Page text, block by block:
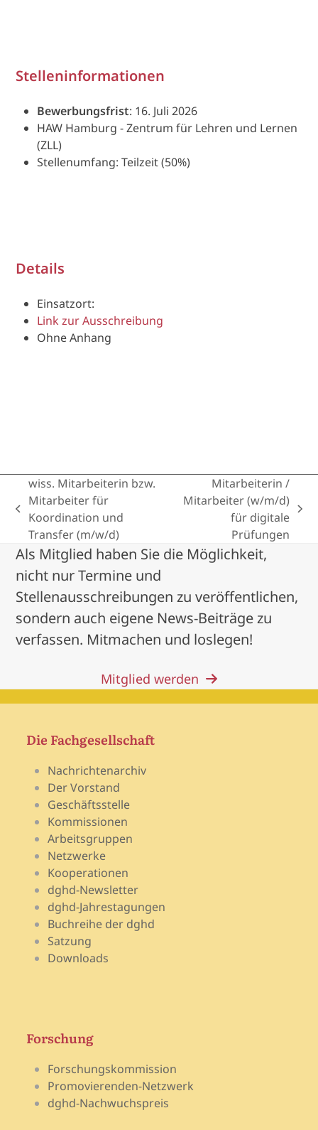
Stelleninformationen
Bewerbungsfrist: 16. Juli 2026
HAW Hamburg - Zentrum für Lehren und Lernen
(ZLL)
Stellenumfang: Teilzeit (50%)
Details
Einsatzort:
Link zur Ausschreibung
Ohne Anhang
previous
post:
wiss. Mitarbeiterin bzw.
Mitarbeiter für
Koordination und
Transfer (m/w/d)
Mitarbeiterin /
Mitarbeiter (w/m/d)
für digitale
Prüfungen
Als Mitglied haben Sie die Möglichkeit,
nicht nur Termine und
Stellenausschreibungen zu veröffentlichen,
sondern auch eigene News-Beiträge zu
verfassen. Mitmachen und loslegen!
Mitglied werden
Die Fachgesellschaft
Nachrichtenarchiv
Der Vorstand
Geschäftsstelle
Kommissionen
Arbeitsgruppen
Netzwerke
Kooperationen
dghd-Newsletter
dghd-Jahrestagungen
Buchreihe der dghd
Satzung
Downloads
Forschung
Forschungskommission
Promovierenden-Netzwerk
dghd-Nachwuchspreis